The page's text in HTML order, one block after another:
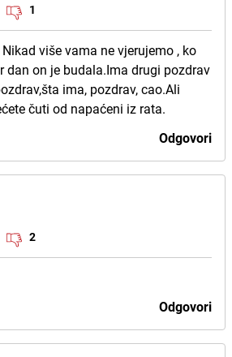
1
više vama ne vjerujemo , ko
dan on je budala.Ima drugi pozdrav
ima, pozdrav, cao.Ali
čuti od napaćeni iz rata.
Odgovori
2
Odgovori